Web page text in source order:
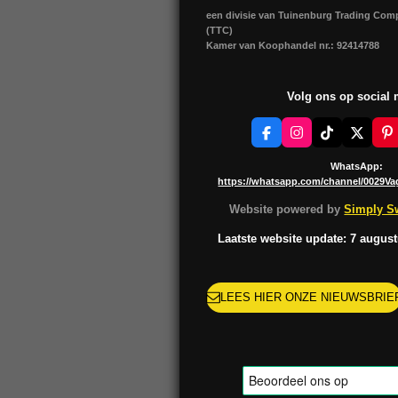
een divisie van Tuinenburg Trading
(TTC)
Kamer van Koophandel nr.: 92414788
Volg ons op social
F
a
e
b
o
o
I
n
t
a
g
r
m
T
k
T
o
k
X
P
i
t
e
r
e
t
WhatsApp:
https://whatsapp.com/channel/
Website powered bySimply
Laatste website update: 7
LEES HIER ONZE